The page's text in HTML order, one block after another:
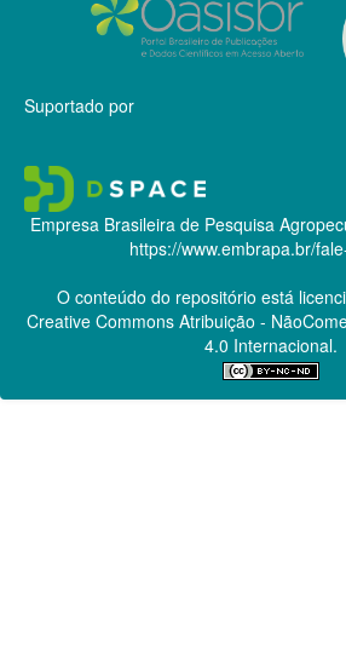
Suportado por
Empresa Brasileira de Pesquisa
https://www.embrapa.br/
O conteúdo do repositório está
Creative CommonsAtribuição -
4.0 Internacional.